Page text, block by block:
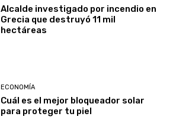
Alcalde investigado por incendio en
Grecia que destruyó 11 mil
hectáreas
ECONOMÍA
Cuál es el mejor bloqueador solar
para proteger tu piel